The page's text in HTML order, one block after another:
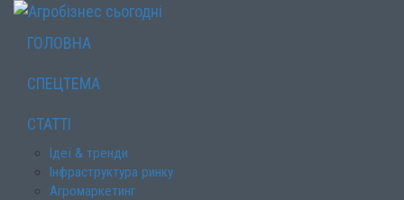
ГОЛОВНА
СПЕЦТЕМА
СТАТТІ
Ідеї & тренди
Інфраструктура ринку
Агромаркетинг